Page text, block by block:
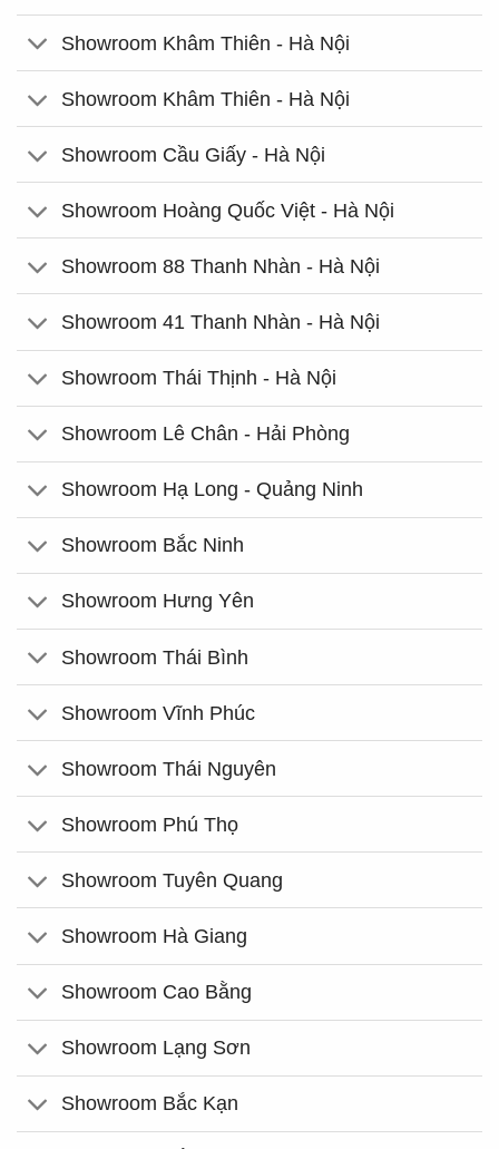
Showroom Khâm Thiên - Hà Nội
Showroom Khâm Thiên - Hà Nội
Showroom Cầu Giấy - Hà Nội
Showroom Hoàng Quốc Việt - Hà Nội
Showroom 88 Thanh Nhàn - Hà Nội
Showroom 41 Thanh Nhàn - Hà Nội
Showroom Thái Thịnh - Hà Nội
Showroom Lê Chân - Hải Phòng
Showroom Hạ Long - Quảng Ninh
Showroom Bắc Ninh
Showroom Hưng Yên
Showroom Thái Bình
Showroom Vĩnh Phúc
Showroom Thái Nguyên
Showroom Phú Thọ
Showroom Tuyên Quang
Showroom Hà Giang
Showroom Cao Bằng
Showroom Lạng Sơn
Showroom Bắc Kạn